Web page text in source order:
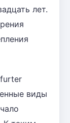
лет.
виды